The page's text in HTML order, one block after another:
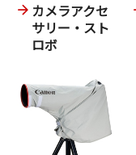
カメラアクセ
サリー・スト
ロボ